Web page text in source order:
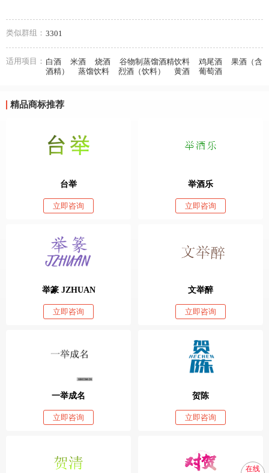
类似群组： 3301
适用项目： 白酒 米酒 烧酒 谷物制蒸馏酒精饮料 鸡尾酒
果酒（含
酒精）
蒸馏饮料 烈酒（饮料） 黄酒 葡萄酒
精品商标推荐
台举
立即咨询
举酒乐
立即咨询
举篆 JZHUAN
立即咨询
文举醉
立即咨询
一举成名
立即咨询
贺陈
立即咨询
在线